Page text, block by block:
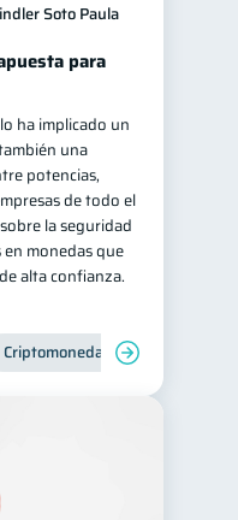
Soto Paula
para
ha implicado un
una
potencias,
de todo el
la seguridad
monedas que
alta confianza.
Criptomonedas